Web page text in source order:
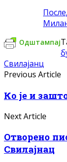
Одштампај
Свилајанц
Previous Article
Ко је и
Next Article
Отворено
Свилајнац